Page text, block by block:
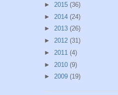
► 2015 (36)
► 2014 (24)
► 2013 (26)
► 2012 (31)
► 2011 (4)
► 2010 (9)
► 2009 (19)